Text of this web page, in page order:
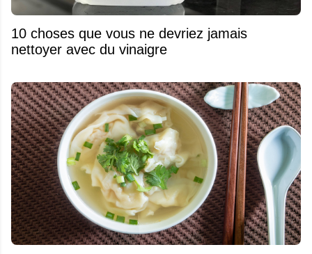
10 choses que vous ne devriez jamais
nettoyer avec du vinaigre